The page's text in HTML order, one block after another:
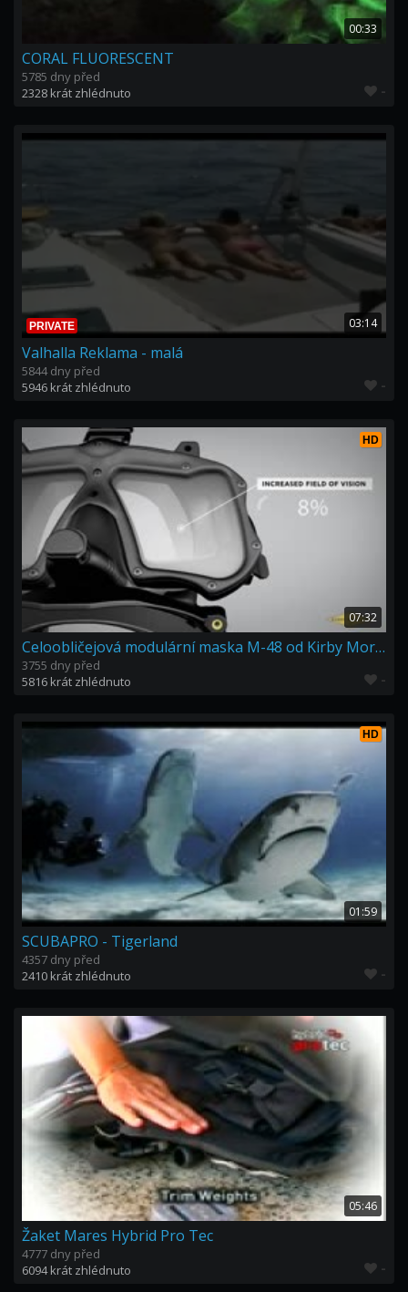
00:33
CORAL FLUORESCENT
5785 dny před
2328 krát zhlédnuto
-
PRIVATE 03:14
Valhalla Reklama - malá
5844 dny před
5946 krát zhlédnuto
-
HD
07:32
Celoobličejová modulární maska M-48 od Kirby Morgan
3755 dny před
5816 krát zhlédnuto
-
HD
01:59
SCUBAPRO - Tigerland
4357 dny před
2410 krát zhlédnuto
-
05:46
Žaket Mares Hybrid Pro Tec
4777 dny před
6094 krát zhlédnuto
-